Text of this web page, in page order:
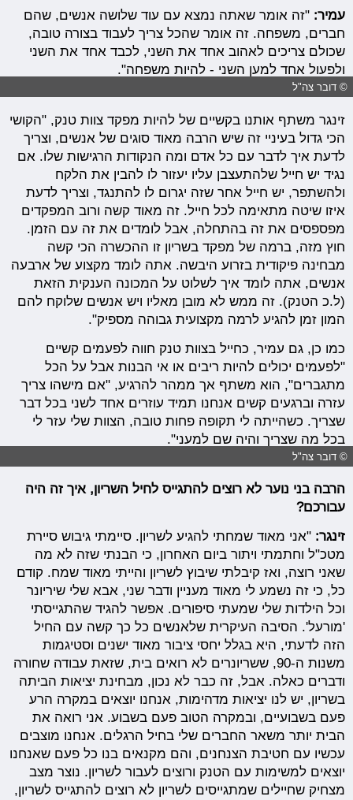
עמיר: "זה אומר שאתה נמצא עם עוד שלושה אנשים, שהם
חברים, משפחה. זה אומר שהכל צריך לעבוד בצורה טובה,
שכולם צריכים לאהוב אחד את השני, לכבד אחד את השני
ולפעול אחד למען השני - להיות משפחה".
© דובר צה"ל
זינגר משתף אותנו בקשיים של להיות מפקד צוות טנק, "הקושי
הכי גדול בעיניי זה שיש הרבה מאוד סוגים של אנשים, וצריך
לדעת איך לדבר עם כל אדם ומה הנקודות הרגישות שלו. אם
נגיד יש חייל שלהתעצבן עליו יעזור לו להבין את הלקח
ולהשתפר, יש חייל אחר שזה יגרום לו להתנגד, וצריך לדעת
איזו שיטה מתאימה לכל חייל. זה מאוד קשה ורוב המפקדים
מפספסים את זה בהתחלה, אבל לומדים את זה עם הזמן.
חוץ מזה, ברמה של מפקד בשריון זו ההכשרה הכי קשה
מבחינה פיקודית בזרוע היבשה. אתה לומד מקצוע של ארבעה
אנשים, אתה לומד איך לשלוט על המכונה הענקית הזאת
(ל.כ הטנק). זה ממש לא מובן מאליו ויש אנשים שלוקח להם
המון זמן להגיע לרמה מקצועית גבוהה מספיק".
כמו כן, גם עמיר, כחייל בצוות טנק חווה לפעמים קשיים
"לפעמים יכולים להיות ריבים או אי הבנות אבל על הכל
מתגברים", הוא משתף אך ממהר להרגיע, "אם מישהו צריך
עזרה וברגעים קשים אנחנו תמיד עוזרים אחד לשני בכל דבר
שצריך. כשהייתה לי תקופה פחות טובה, הצוות שלי עזר לי
בכל מה שצריך והיה שם למעני".
© דובר צה"ל
הרבה בני נוער לא רוצים להתגייס לחיל השריון, איך זה היה
עבורכם?
זינגר: "אני מאוד שמחתי להגיע לשריון. סיימתי גיבוש סיירת
מטכ"ל וחתמתי ויתור ביום האחרון, כי הבנתי שזה לא מה
שאני רוצה, ואז קיבלתי שיבוץ לשריון והייתי מאוד שמח. קודם
כל, כי זה נשמע לי מאוד מעניין ודבר שני, אבא שלי שיריונר
וכל הילדות שלי שמעתי סיפורים. אפשר להגיד שהתגייסתי
'מורעל'. הסיבה העיקרית שלאנשים כל כך קשה עם החיל
הזה לדעתי, היא בגלל יחסי ציבור מאוד ישנים וסטיגמות
משנות ה-90, ששריונרים לא רואים בית, שזאת עבודה שחורה
ודברים כאלה. אבל, זה כבר לא נכון, מבחינת יציאות הביתה
בשריון, יש לנו יציאות מדהימות, אנחנו יוצאים במקרה הרע
פעם בשבועיים, ובמקרה הטוב פעם בשבוע. אני רואה את
הבית יותר משאר החברים שלי בחיל הרגלים. אנחנו מוצבים
עכשיו עם חטיבת הצנחנים, והם מקנאים בנו כל פעם שאנחנו
יוצאים למשימות עם הטנק ורוצים לעבור לשריון. נוצר מצב
מצחיק שחיילים שמתגייסים לשריון לא רוצים להתגייס לשריון,